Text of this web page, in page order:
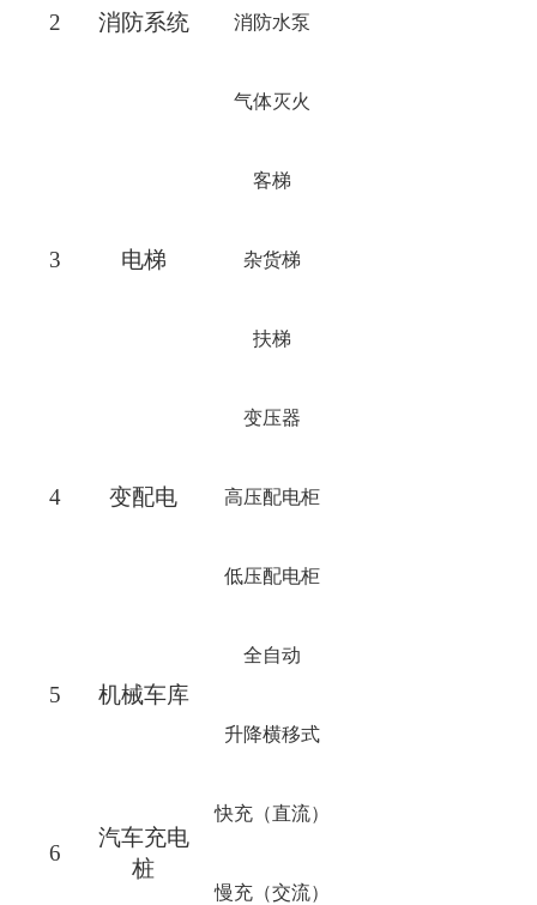
2 消防系统 消防水泵
气体灭火
3 电梯
客梯
杂货梯
扶梯
4 变配电
变压器
高压配电柜
低压配电柜
5 机械车库
全自动
升降横移式
6
汽车充电
桩
快充（直流）
慢充（交流）